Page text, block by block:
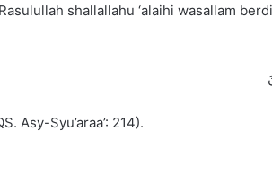
shallallahu ‘alaihi wasallam
Asy-Syu’araa’: 214).